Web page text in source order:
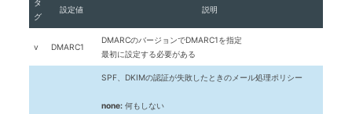
タ
グ
設定値 説明
v DMARC1
DMARCのバージョンでDMARC1を指定
最初に設定する必要がある
SPF、DKIMの認証が失敗したときのメール処理ポリシー
none: 何もしない